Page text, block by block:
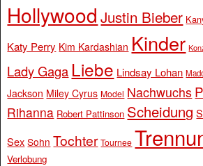
Hollywood Justin Bieber
Katy Perry Kim Kardashian Kinder
Lady Gaga Liebe Lindsay Lohan
Jackson Miley Cyrus Model Nachwuchs
Rihanna Robert Pattinson Scheidung
Sex Sohn Tochter Tournee
Verlobung